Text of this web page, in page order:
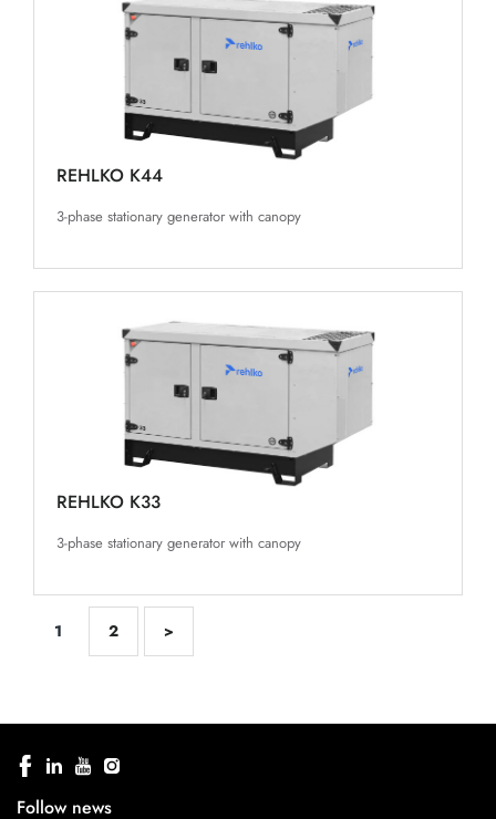
REHLKO K44
3-phase stationary generator with canopy
REHLKO K33
3-phase stationary generator with canopy
1 2 >
Follow news